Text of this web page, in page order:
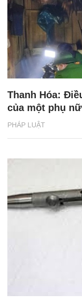
PHÁP LUẬT
Thanh Hóa:
của một phụ